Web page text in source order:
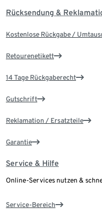
Rücksendung &
Kostenlose Rückgabe /
Retourenetikett
14 Tage Rückgaberecht
Gutschrift
Reklamation / Ersatzteile
Garantie
Service & Hilfe
Online-Services nutzen &
Service-Bereich